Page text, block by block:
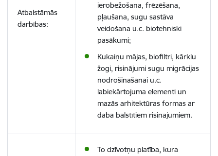
Atbalstāmās
darbības:
ierobežošana, frēzēšana,
pļaušana, sugu sastāva
veidošana u.c. biotehniski
pasākumi;
Kukaiņu mājas, biofiltri, kārklu
žogi, risinājumi sugu migrācijas
nodrošināšanai u.c.
labiekārtojuma elementi un
mazās arhitektūras formas ar
dabā balstītiem risinājumiem.
To dzīvotņu platība, kura